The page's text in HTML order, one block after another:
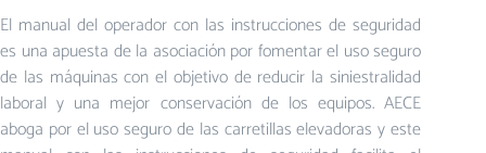
El manual del operador con las instrucciones de seguridad
es una apuesta de la asociación por fomentar el uso seguro
de las máquinas con el objetivo de reducir la siniestralidad
laboral y una mejor conservación de los equipos. AECE
aboga por el uso seguro de las carretillas elevadoras y este